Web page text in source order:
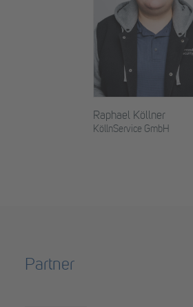
Raphael Köllner
KöllnService GmbH
Partner